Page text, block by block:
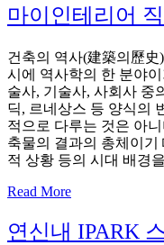
마이인테리어
건축의 역사(建築의歷
시에 역사학의 한 분야
술사, 기술사, 사회사 중
딕, 르네상스 등 양식의
적으로 다루는 것은 아
축물의 결과의 총체이기
적 상황 등의 시대 배경
Read More
연신내 IPARK